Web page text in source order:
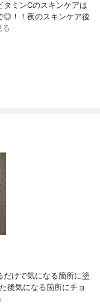
ミンCのスキンケアは
◎！！夜のスキンケア後
る
けで気になる箇所に塗
後気になる箇所にチョ